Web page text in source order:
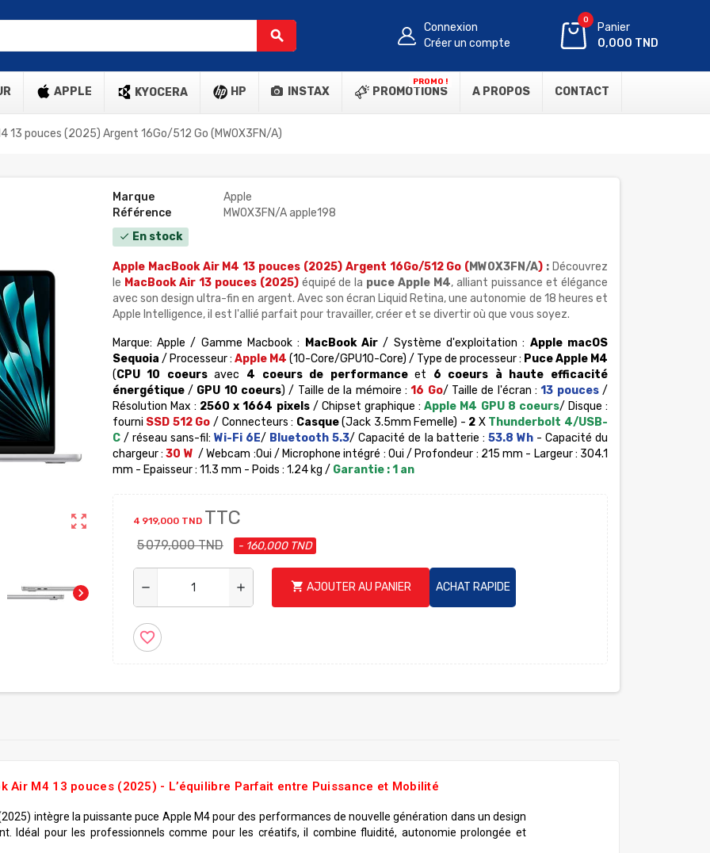
search
Connexion
Créer un compte
0
Panier
0,000 TND
APPLE KYOCERA HP INSTAX PROMOTIONS
PROMO !
A PROPOS CONTACT
13 pouces (2025) Argent 16Go/512 Go (MW0X3FN/A)
zoom_out_map
chevron_right
Marque
Apple
Référence
MW0X3FN/A apple198
check En stock
Apple MacBook Air M4 13 pouces (2025) Argent 16Go/512 Go (MW0X3FN/A) : Découvrez
le MacBook Air 13 pouces (2025)équipé de la puce Apple M4, alliant puissance et élégance
avec son design ultra-fin en argent. Avec son écran Liquid Retina, une autonomie de 18 heures et
Apple Intelligence, il est l'allié parfait pour travailler, créer et se divertir où que vous soyez.
Marque: Apple / Gamme Macbook : MacBook Air / Système d'exploitation : Apple macOS
Sequoia / Processeur : Apple M4 (10-Core/GPU10-Core) / Type de processeur : Puce Apple M4
(CPU 10 coeursavec 4 coeurs de performanceet 6 coeurs à haute efficacité
énergétique/ GPU 10 coeurs) / Taille de la mémoire :16 Go/ Taille de l'écran :13 pouces/
Résolution Max : 2560 x 1664 pixels/ Chipset graphique :Apple M4 GPU 8 coeurs/ Disque :
fourni SSD 512 Go / Connecteurs : Casque(Jack 3.5mm Femelle) - 2 X Thunderbolt 4/USB-
C/ réseau sans-fil:Wi-Fi 6E/ Bluetooth 5.3/ Capacité de la batterie : 53.8 Wh- Capacité du
chargeur :30 W / Webcam :Oui / Microphone intégré : Oui / Profondeur : 215 mm - Largeur : 304.1
mm - Epaisseur : 11.3 mm - Poids : 1.24 kg / Garantie : 1 an
4 919,000 TND TTC
5 079,000 TND - 160,000 TND
remove add shopping_cart AJOUTER AU PANIER ACHAT RAPIDE
favorite_border
Air M4 13 pouces (2025) - L’équilibre Parfait entre Puissance et Mobilité
intègre la puissante puce Apple M4 pour des performances de nouvelle génération dans un design
Idéal pour les professionnels comme pour les créatifs, il combine fluidité, autonomie prolongée et